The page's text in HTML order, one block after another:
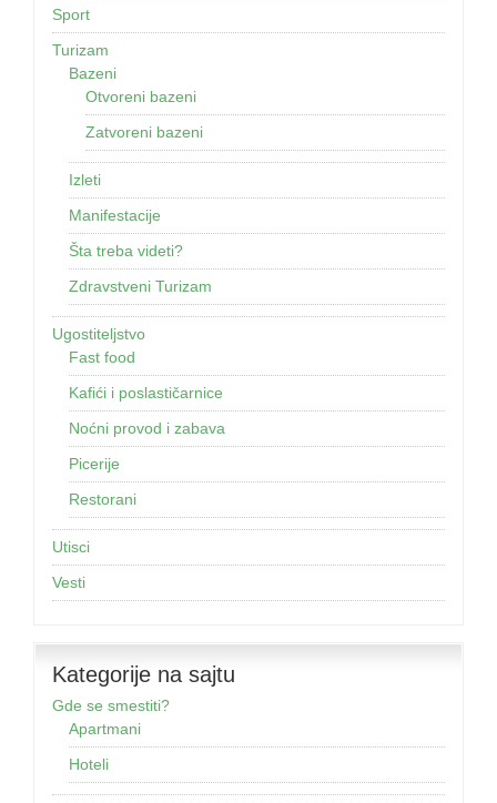
Sport
Turizam
Bazeni
Otvoreni bazeni
Zatvoreni bazeni
Izleti
Manifestacije
Šta treba videti?
Zdravstveni Turizam
Ugostiteljstvo
Fast food
Kafići i poslastičarnice
Noćni provod i zabava
Picerije
Restorani
Utisci
Vesti
Kategorije na sajtu
Gde se smestiti?
Apartmani
Hoteli